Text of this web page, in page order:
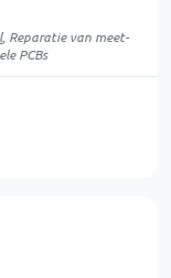
, Reparatie van meet-
PCBs